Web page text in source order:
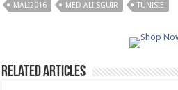
MALI2016
MED ALI SGUIR TUNISIE
Related Articles